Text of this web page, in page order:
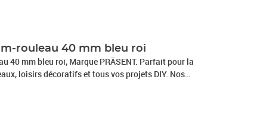
m-rouleau 40 mm bleu roi
40 mm bleu roi, Marque PRÄSENT. Parfait pour la
loisirs décoratifs et tous vos projets DIY. Nos
et sont composés à 100% de matériaux
An ou même pour Pâques – ce fabuleux accessoire
cadeaux beaux et attrayants.